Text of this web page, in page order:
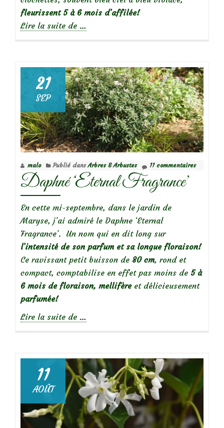
fleurissent 5 à 6 mois d’affilée!
Lire la suite de
:
les
campanules
des
murs
…
21
SEP
malo Publié dansArbres & Arbustes 11 commentaires
Daphné ‘Eternal Fragrance’
En cette mi-septembre, dans le jardin de
Maryse, j’ai admiré le Daphne ‘Eternal
Fragrance’. Un nom qui en dit long sur
l’intensité de son parfum et sa longue floraison!
Ce ravissant petit buisson de 80 cm, rond et
compact, comptabilise en effet pas moins de 5 à
6 mois de floraison, mellifèreet délicieusement
parfumée!
Lire la suite de à
Fragrance’
…
11
AOÛT